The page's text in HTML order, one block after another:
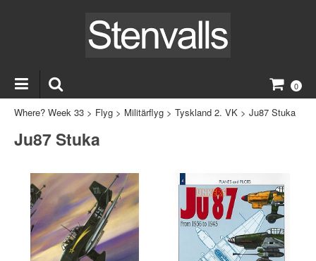
0
Where? Week 33 > Flyg > Militärflyg > Tyskland 2. VK > Ju87 Stuka
Ju87 Stuka